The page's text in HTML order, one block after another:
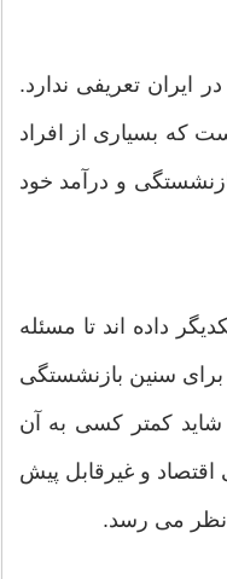
تعریفی ندارد.
که بسیاری از افراد
بازنشستگی و درآمد خود
داده اند تا مسئله
برای سنین بازنشستگی
شاید کمتر کسی به آن
اقتصاد و غیرقابل پیش
نظر می رسد.